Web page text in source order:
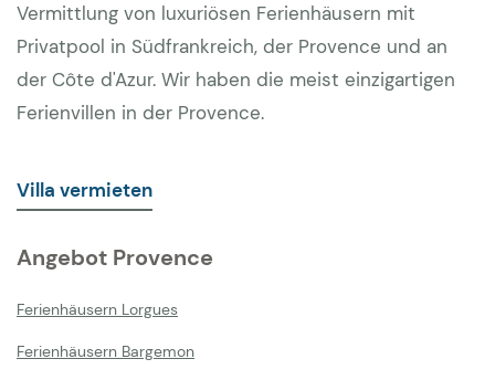
Vermittlung von luxuriösen Ferienhäusern mit
Privatpool in Südfrankreich, der Provence und an
der Côte d'Azur. Wir haben die meist einzigartigen
Ferienvillen in der Provence.
Villa vermieten
Angebot Provence
Ferienhäusern Lorgues
Ferienhäusern Bargemon